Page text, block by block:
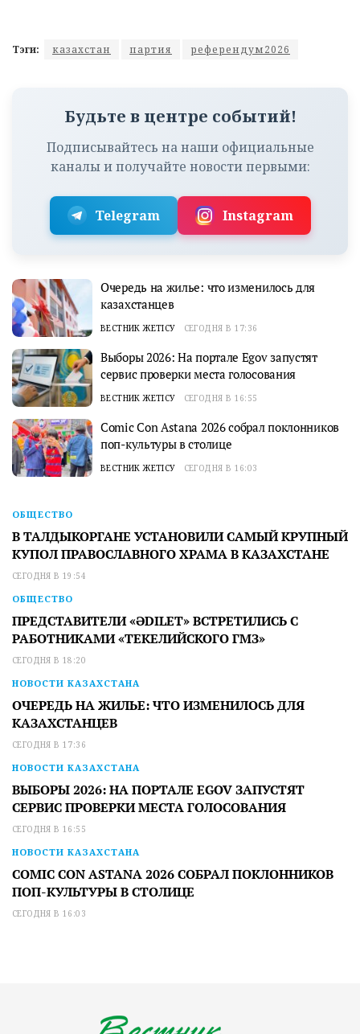
Тэги: казахстан партия референдум2026
Будьте в центре событий!
Подписывайтесь на наши официальные
каналы и получайте новости первыми:
Telegram Instagram
Очередь на жилье: что изменилось для
казахстанцев
ВЕСТНИК ЖЕТІСУ СЕГОДНЯ В 17:36
Выборы 2026: На портале Egov запустят
сервис проверки места голосования
ВЕСТНИК ЖЕТІСУ СЕГОДНЯ В 16:55
Comic Con Astana 2026 собрал поклонников
поп-культуры в столице
ВЕСТНИК ЖЕТІСУ СЕГОДНЯ В 16:03
ОБЩЕСТВО
В ТАЛДЫКОРГАНЕ УСТАНОВИЛИ САМЫЙ КРУПНЫЙ
КУПОЛ ПРАВОСЛАВНОГО ХРАМА В КАЗАХСТАНЕ
СЕГОДНЯ В 19:54
ОБЩЕСТВО
ПРЕДСТАВИТЕЛИ «ӘDILET» ВСТРЕТИЛИСЬ С
РАБОТНИКАМИ «ТЕКЕЛИЙСКОГО ГМЗ»
СЕГОДНЯ В 18:20
НОВОСТИ КАЗАХСТАНА
ОЧЕРЕДЬ НА ЖИЛЬЕ: ЧТО ИЗМЕНИЛОСЬ ДЛЯ
КАЗАХСТАНЦЕВ
СЕГОДНЯ В 17:36
НОВОСТИ КАЗАХСТАНА
ВЫБОРЫ 2026: НА ПОРТАЛЕ EGOV ЗАПУСТЯТ
СЕРВИС ПРОВЕРКИ МЕСТА ГОЛОСОВАНИЯ
СЕГОДНЯ В 16:55
НОВОСТИ КАЗАХСТАНА
COMIC CON ASTANA 2026 СОБРАЛ ПОКЛОННИКОВ
ПОП-КУЛЬТУРЫ В СТОЛИЦЕ
СЕГОДНЯ В 16:03